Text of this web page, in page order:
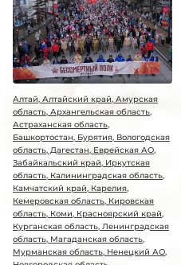
Алтай, Алтайский край, Амурская
область, Архангельская область,
Астраханская область,
Башкортостан, Бурятия, Вологодская
область, Дагестан, Еврейская АО,
Забайкальский край, Иркутская
область, Калининградская область,
Камчатский край, Карелия,
Кемеровская область, Кировская
область, Коми, Красноярский край,
Курганская область, Ленинградская
область, Магаданская область,
Мурманская область, Ненецкий АО,